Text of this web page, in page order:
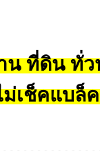
ที่ดิน ทั่ว
ม่เช็คแบล็